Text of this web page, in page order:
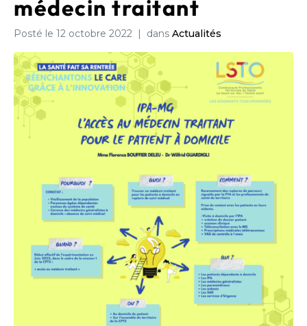
médecin traitant
Posté le 12 octobre 2022 dans Actualités